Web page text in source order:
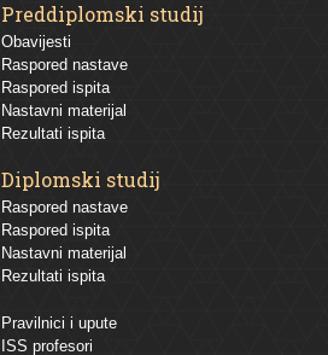
Preddiplomski studij
Obavijesti
Raspored nastave
Raspored ispita
Nastavni materijal
Rezultati ispita
Diplomski studij
Raspored nastave
Raspored ispita
Nastavni materijal
Rezultati ispita
Pravilnici i upute
ISS profesori